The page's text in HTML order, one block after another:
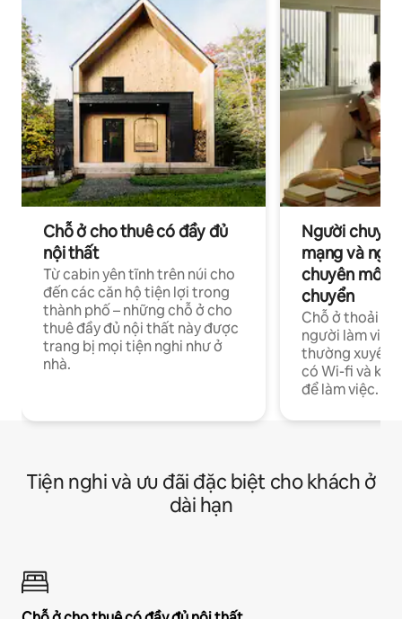
Chỗ ở cho thuê có đầy đủ
nội thất
Từ cabin yên tĩnh trên núi cho
đến các căn hộ tiện lợi trong
thành phố – những chỗ ở cho
thuê đầy đủ nội thất này được
trang bị mọi tiện nghi như ở
nhà.
Người
mạng và
chuyên môn
chuyển
Chỗ ở thoải
người làm việc
thường xuyên
có Wi-fi và
để làm việc.
Tiện nghi và ưu đãi đặc biệt cho khách ở
dài hạn